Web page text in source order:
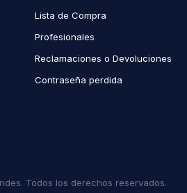
Lista de Compra
Profesionales
Reclamaciones o Devoluciones
Contraseña perdida
Todos los derechos reservados.